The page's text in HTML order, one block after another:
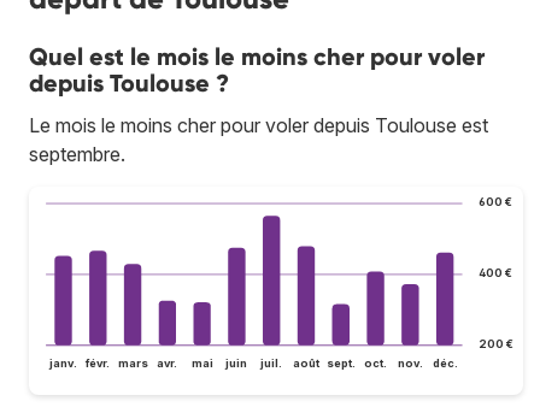
Quel est le mois le moins cher pour voler
depuis Toulouse ?
Le mois le moins cher pour voler depuis Toulouse est
septembre.
200 €
400 €
600 €
janv. févr. mars avr. mai juin juil. août sept. oct. nov. déc.